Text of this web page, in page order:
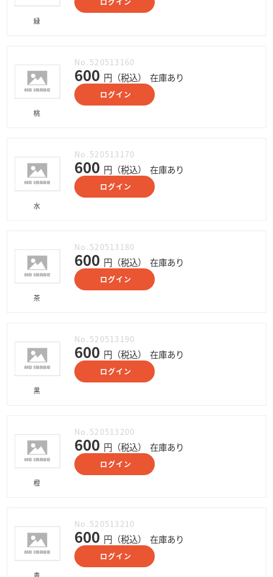
緑
桃
No.520513160
600 円（税込） 在庫あり
ログイン
水
No.520513170
600 円（税込） 在庫あり
ログイン
茶
No.520513180
600 円（税込） 在庫あり
ログイン
黒
No.520513190
600 円（税込） 在庫あり
ログイン
橙
No.520513200
600 円（税込） 在庫あり
ログイン
青
No.520513210
600 円（税込） 在庫あり
ログイン